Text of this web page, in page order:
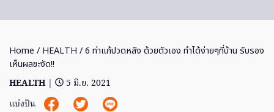
Home / HEALTH / 6 ท่าแก้ปวดหลัง ด้วยตัวเอง ทำได้ง่ายๆที่บ้าน รับรอง
เห็นผลชะงัด!!
HEALTH |
5 มิ.ย. 2021
แบ่งปัน